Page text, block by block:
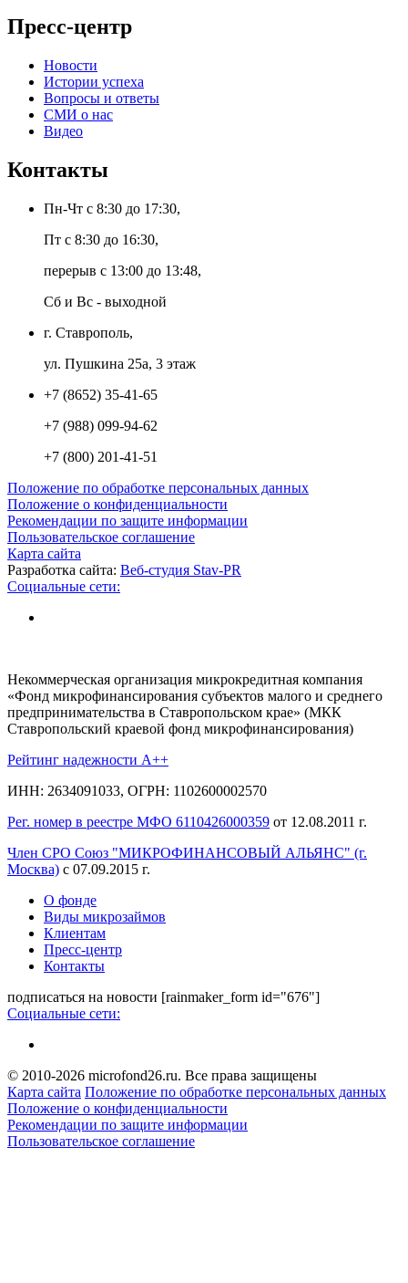
Пресс-центр
Новости
Истории успеха
Вопросы и ответы
СМИ о нас
Видео
Контакты
Пн-Чт с 8:30 до 17:30,
Пт с 8:30 до 16:30,
перерыв с 13:00 до 13:48,
Сб и Вс - выходной
г. Ставрополь,
ул. Пушкина 25а, 3 этаж
+7 (8652) 35-41-65
+7 (988) 099-94-62
+7 (800) 201-41-51
Положение по обработке персональных данных
Положение о конфиденциальности
Рекомендации по защите информации
Пользовательское соглашение
Карта сайта
Разработка сайта: Веб-студия Stav-PR
Социальные сети:
Некоммерческая организация микрокредитная компания
«Фонд микрофинансирования субъектов малого и среднего
предпринимательства в Ставропольском крае» (МКК
Ставропольский краевой фонд микрофинансирования)
Рейтинг надежности A++
ИНН: 2634091033, ОГРН: 1102600002570
Рег. номер в реестре МФО 6110426000359 от 12.08.2011 г.
Член СРО Союз "МИКРОФИНАНСОВЫЙ АЛЬЯНС" (г.
Москва) с 07.09.2015 г.
О фонде
Виды микрозаймов
Клиентам
Пресс-центр
Контакты
подписаться на новости [rainmaker_form id="676"]
Социальные сети:
© 2010-2026 microfond26.ru. Все права защищены
Карта сайта Положение по обработке персональных данных
Положение о конфиденциальности
Рекомендации по защите информации
Пользовательское соглашение